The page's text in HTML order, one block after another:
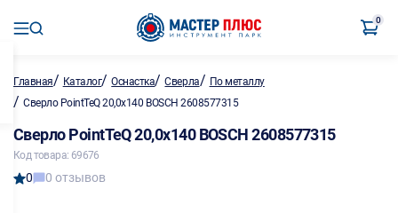
0
Главная/ Каталог/Оснастка/Сверла/ По металлу
/ Сверло PointTeQ 20,0х140 BOSCH 2608577315
Сверло PointTeQ 20,0х140 BOSCH 2608577315
Код товара: 69676
0 0 отзывов